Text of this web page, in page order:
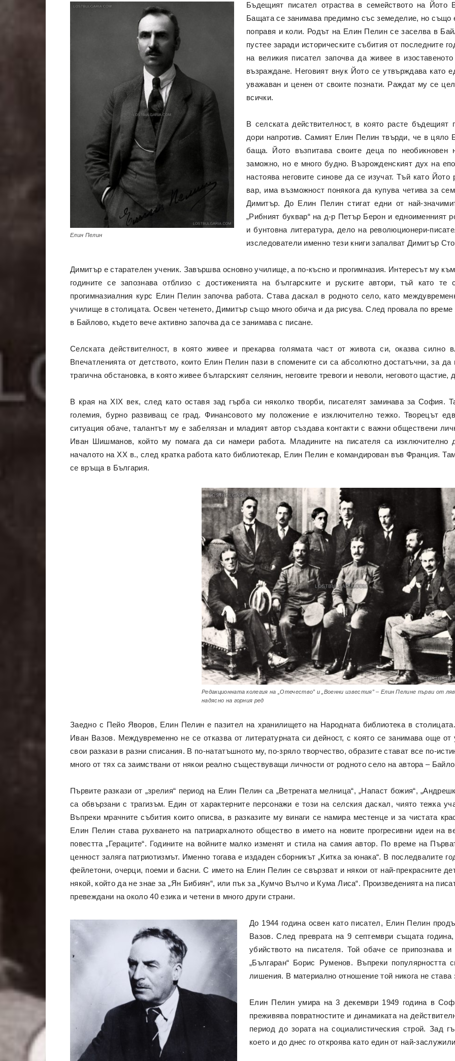
Елин Пелин
Бъдещият писател отраства в семейството на
Бащата се занимава предимно със земеделие, но също
поправя и коли. Родът на Елин Пелин се заселва в
пустее заради историческите събития от последните
на великия писател започва да живее в
възраждане. Неговият внук Йото се утвърждава като
уважаван и ценен от своите познати. Раждат му се
всички.
В селската действителност, в която расте бъдещият
дори напротив. Самият Елин Пелин твърди, че в цяло
баща. Йото възпитава своите деца по необикновен
заможно, но е много будно. Възрожденският дух на
настоява неговите синове да се изучат. Тъй като
вар, има възможност понякога да купува четива за
Димитър. До Елин Пелин стигат едни от най-
„Рибният буквар“ на д-р Петър Берон и едноименният
и бунтовна литература, дело на революционери-
изследователи именно тези книги запалват Димитър
Димитър е старателен ученик. Завършва основно училище, а по-късно и прогимназия. Интересът му
годините се запознава отблизо с достиженията на българските и руските автори, тъй като
прогимназиалния курс Елин Пелин започва работа. Става даскал в родното село, като
училище в столицата. Освен четенето, Димитър също много обича и да рисува. След провала по време
в Байлово, където вече активно започва да се занимава с писане.
Селската действителност, в която живее и прекарва голямата част от живота си, оказва силно
Впечатленията от детството, които Елин Пелин пази в спомените си са абсолютно достатъчни, за
трагична обстановка, в която живее българският селянин, неговите тревоги и неволи, неговото
В края на XIX век, след като оставя зад гърба си няколко творби, писателят заминава за София.
големия, бурно развиващ се град. Финансовото му положение е изключително тежко. Творецът
ситуация обаче, талантът му е забелязан и младият автор създава контакти с важни обществени
Иван Шишманов, който му помага да си намери работа. Младините на писателя са изключително
началото на ХХ в., след кратка работа като библиотекар, Елин Пелин е командирован във Франция.
се връща в България.
Редакционната колегия на „Отечество” и „Военни известия” – Елин Пелине първи от
надясно на горния ред
Заедно с Пейо Яворов, Елин Пелин е пазител на хранилището на Народната библиотека в
Иван Вазов. Междувременно не се отказва от литературната си дейност, с която се занимава още
свои разкази в разни списания. В по-нататъшното му, по-зряло творчество, образите стават все по-
много от тях са заимствани от някои реално съществуващи личности от родното село на автора –
Първите разкази от „зрелия“ период на Елин Пелин са „Ветрената мелница“, „Напаст божия“,
са обвързани с трагизъм. Един от характерните персонажи е този на селския даскал, чиято тежка
Въпреки мрачните събития които описва, в разказите му винаги се намира местенце и за чистата
Елин Пелин става рухването на патриархалното общество в името на новите прогресивни идеи на
повестта „Гераците“. Годините на войните малко изменят и стила на самия автор. По време на
ценност заляга патриотизмът. Именно тогава е издаден сборникът „Китка за юнака“. В последвалите
фейлетони, очерци, поеми и басни. С името на Елин Пелин се свързват и някои от най-прекрасните
някой, който да не знае за „Ян Бибиян“, или пък за „Кумчо Вълчо и Кума Лиса“. Произведенията на
превеждани на около 40 езика и четени в много други страни.
До 1944 година освен като писател, Елин Пелин
Вазов. След преврата на 9 септември същата
убийството на писателя. Той обаче се припознава
„Българан“ Борис Руменов. Въпреки
лишения. В материално отношение той никога не става
Елин Пелин умира на 3 декември 1949 година в
преживява повратностите и динамиката на
период до зората на социалистическия строй. Зад
което и до днес го откроява като един от най-